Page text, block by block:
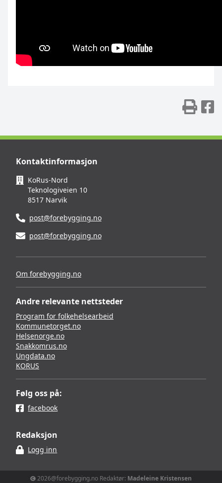
Kontaktinformasjon
KoRus-Nord
Teknologiveien 10
8517 Narvik
post@forebygging.no
post@forebygging.no
Om forebygging.no
Andre relevante nettsteder
Program for folkehelsearbeid
Kommunetorget.no
Helsenorge.no
Snakkomrus.no
Ungdata.no
KORUS
Følg oss på:
facebook
Redaksjon
Logg inn
2026@forebygging.no Redaktør: Madeleine Kristensen